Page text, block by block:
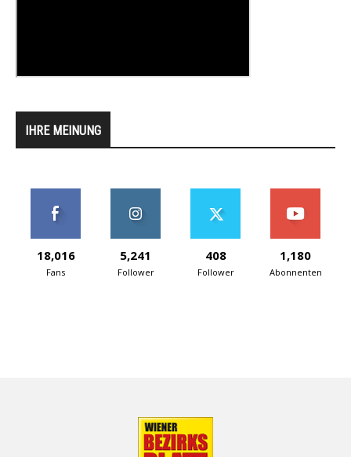
IHRE MEINUNG
18,016
Fans
5,241
Follower
408
Follower
1,180
Abonnenten